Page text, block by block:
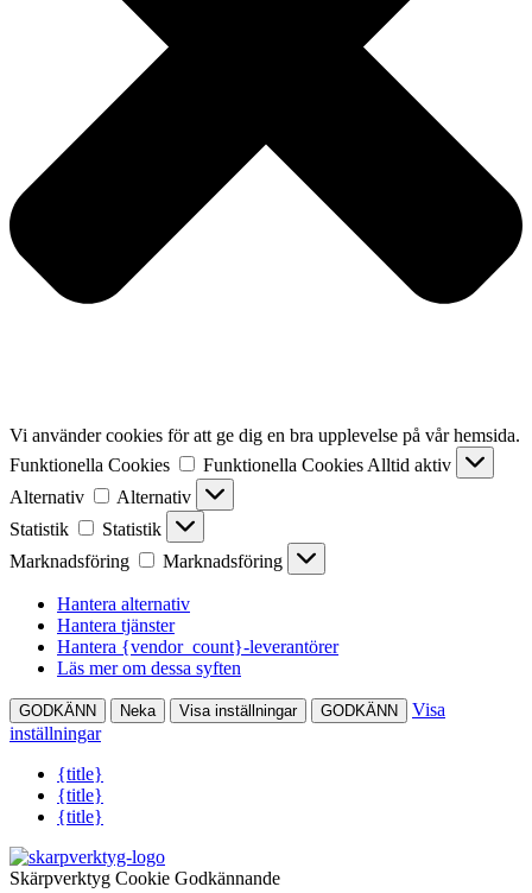
Vi använder cookies för att ge dig en bra upplevelse på vår hemsida.
Funktionella Cookies
Funktionella Cookies Alltid aktiv
Alternativ
Alternativ
Statistik
Statistik
Marknadsföring
Marknadsföring
Hantera alternativ
Hantera tjänster
Hantera {vendor_count}-leverantörer
Läs mer om dessa syften
GODKÄNN Neka Visa inställningar GODKÄNN
Visa
inställningar
{title}
{title}
{title}
Skärpverktyg Cookie Godkännande